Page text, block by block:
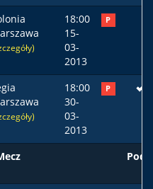
18:00
15-
03-
2013
P
18:00
30-
03-
2013
P